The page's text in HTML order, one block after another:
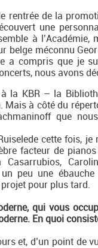
rentrée de la
une
à
belge méconnu
a compris que je
nous avons
la KBR – la
Mais à côté du
que
cette fois,
facteur de
Casarrubios,
peu une
pour plus tard.
qui vous
En quoi
et, d’un point de